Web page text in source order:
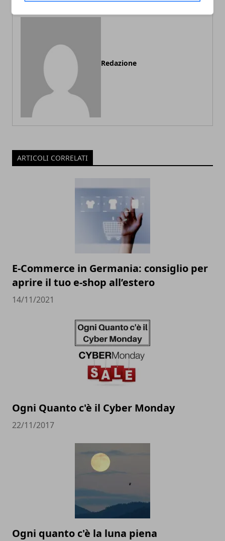
Redazione
ARTICOLI CORRELATI
E-Commerce in Germania: consiglio per
aprire il tuo e-shop all’estero
14/11/2021
Ogni Quanto c'è il Cyber Monday
22/11/2017
Ogni quanto c'è la luna piena